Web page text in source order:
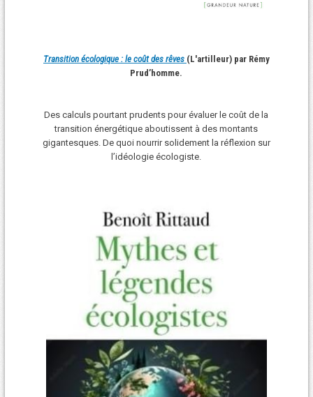
Transition écologique : le coût des rêves (L'artilleur) par Rémy
Prud’homme.
Des calculs pourtant prudents pour évaluer le coût de la
transition énergétique aboutissent à des montants
gigantesques. De quoi nourrir solidement la réflexion sur
l’idéologie écologiste.